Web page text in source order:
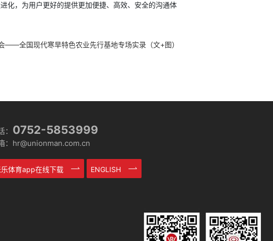
化，为用户更好的提供更加便捷、高效、安全的沟通体
——全国现代寒旱特色农业先行基地专场实录（文+图）
： 0752-5853999
：hr@unionman.com.cn
乐体育app在线下载 ENGLISH